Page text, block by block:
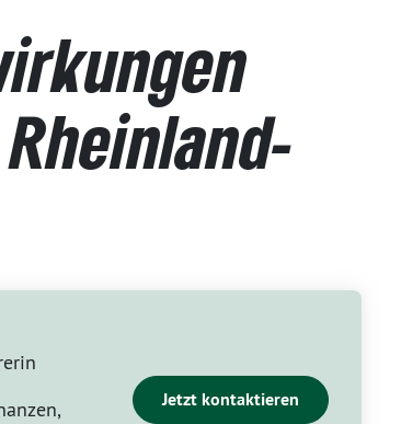
Jetzt kontaktieren